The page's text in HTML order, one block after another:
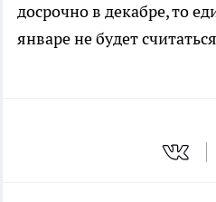
досрочно в декабре, то
январе не будет